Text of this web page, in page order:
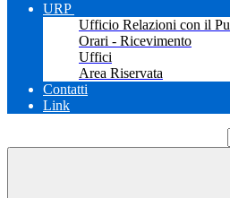
URP
Ufficio Relazioni con il
Orari - Ricevimento
Uffici
Area Riservata
Contatti
Link